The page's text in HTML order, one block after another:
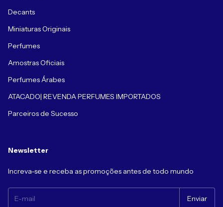
Decants
Miniaturas Originais
Perfumes
Amostras Oficiais
Perfumes Árabes
ATACADO| REVENDA PERFUMES IMPORTADOS
Parceiros de Sucesso
Newsletter
Increva-se e receba as promoções antes de todo mundo